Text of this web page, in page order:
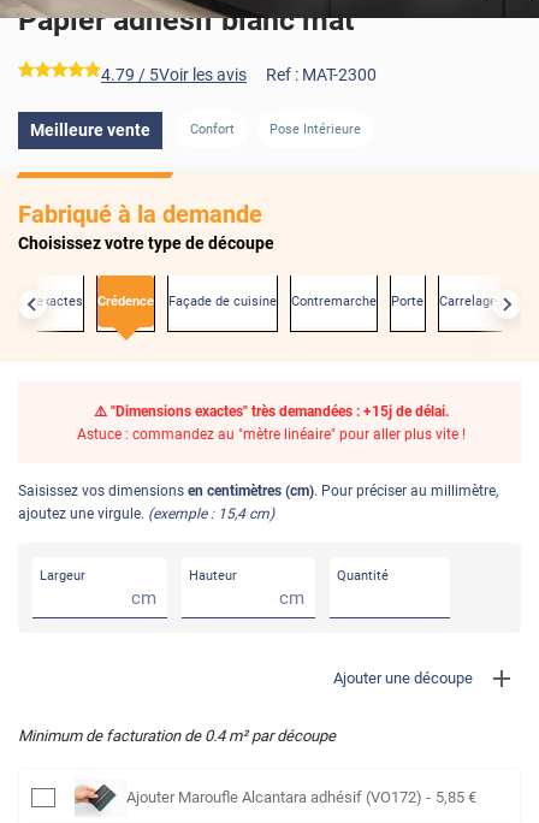
Papier adhésif blanc mat
*****
4.79 / 5Voir les avis Ref : MAT-2300
Meilleure vente Confort Pose Intérieure
Fabriqué à la demande
Choisissez votre type de découpe
exactes Crédence Façade de cuisine Contremarche Porte Carrelage mural
⚠️ "Dimensions exactes" très demandées : +15j de délai.
Astuce : commandez au "mètre linéaire" pour aller plus vite !
Saisissez vos dimensions en centimètres (cm). Pour préciser au millimètre,
ajoutez une virgule. (exemple : 15,4 cm)
Largeur
cm
Hauteur
cm
Quantité
Ajouter une découpe
Minimum de facturation de 0.4m² par découpe
Ajouter Maroufle Alcantara adhésif (VO172) - 5,85 €